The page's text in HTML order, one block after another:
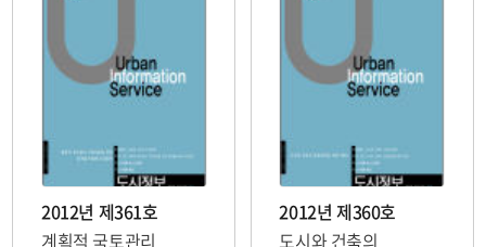
2012년 제361호
계획적 국토관리
2012년 제360호
도시와 건축의